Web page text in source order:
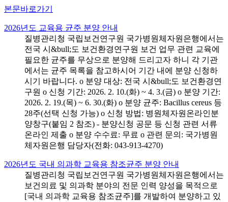
본문바로가기
2026년도 교육용 균주 분양 안내
질병관리청 국립보건연구원 국가병원체자원은행에서는
전국 시&bull;도 보건환경연구원 보건 업무 관련 교육에
필요한 균주를 무상으로 분양해 드리고자 하니 각 기관
에서는 균주 목록을 참고하시어 기간 내에 분양 신청하
시기 바랍니다. o 분양 대상: 전국 시&bull;도 보건환경연
구원 o 신청 기간: 2026. 2. 10.(화) ~ 4. 3.(금) o 분양 기간:
2026. 2. 19.(목) ~ 6. 30.(화) o 분양 균주: Bacillus cereus 등
28주(선택 신청 가능) o 신청 방법: 병원체자원온라인분
양창구(붙임 2 참조) - 분양신청 공문 등 신청 관련 서류
온라인 제출 o 분양 수수료: 무료 o 관련 문의: 국가병원
체자원은행 담당자(전화: 043-913-4270)
2026년도 국내 의과학 교육용 참조균주 분양 안내
질병관리청 국립보건연구원 국가병원체자원은행에서는
보건의료 및 의과학 분야의 전문 인력 양성을 목적으로
[국내 의과학 교육용 참조균주]를 개발하여 분양하고 있